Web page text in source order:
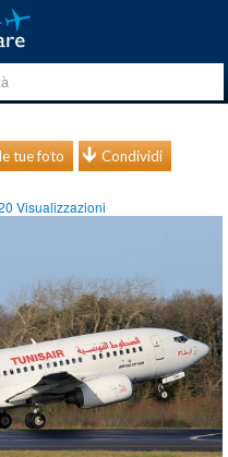
tue foto Condividi
Visualizzazioni